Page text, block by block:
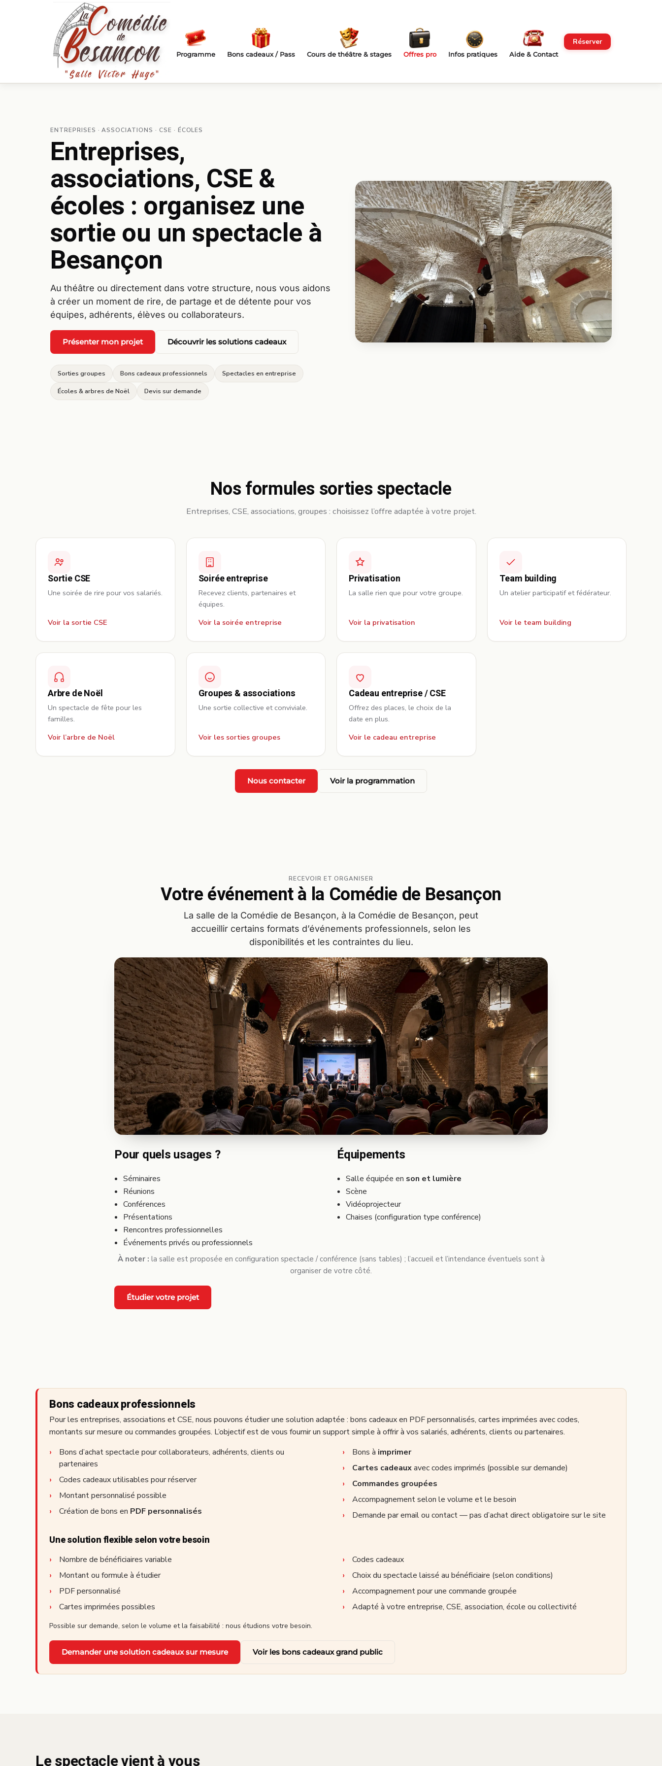
Passer au contenu principal
Programme Bons cadeaux / Pass Cours de théâtre & stages Offres pro Infos pratiques Aide & Contact
Réserver
ENTREPRISES · ASSOCIATIONS · CSE · ÉCOLES
Entreprises,
associations, CSE &
écoles : organisez une
sortie ou un spectacle à
Besançon
Au théâtre ou directement dans votre structure, nous vous aidons
à créer un moment de rire, de partage et de détente pour vos
équipes, adhérents, élèves ou collaborateurs.
Présenter mon projet Découvrir les solutions cadeaux
Sorties groupes Bons cadeaux professionnels Spectacles en entreprise
Écoles & arbres de Noël Devis sur demande
Nos formules sorties spectacle
Entreprises, CSE, associations, groupes : choisissez l’offre adaptée à votre projet.
Sortie CSE
Une soirée de rire pour vos salariés.
Voir la sortie CSE
Soirée entreprise
Recevez clients, partenaires et
équipes.
Voir la soirée entreprise
Privatisation
La salle rien que pour votre groupe.
Voir la privatisation
Team building
Un atelier participatif et fédérateur.
Voir le team building
Arbre de Noël
Un spectacle de fête pour les
familles.
Voir l’arbre de Noël
Groupes & associations
Une sortie collective et conviviale.
Voir les sorties groupes
Cadeau entreprise / CSE
Offrez des places, le choix de la
date en plus.
Voir le cadeau entreprise
Nous contacter Voir la programmation
RECEVOIR ET ORGANISER
Votre événement à la Comédie de Besançon
La salle de la Comédie de Besançon, à la Comédie de Besançon, peut
accueillir certains formats d’événements professionnels, selon les
disponibilités et les contraintes du lieu.
Pour quels usages ?
Séminaires
Réunions
Conférences
Présentations
Rencontres professionnelles
Événements privés ou professionnels
Équipements
Salle équipée en son et lumière
Scène
Vidéoprojecteur
Chaises (configuration type conférence)
À noter : la salle est proposée en configuration spectacle / conférence (sans tables) ; l’accueil et l’intendance éventuels sont à
organiser de votre côté.
Étudier votre projet
Bons cadeaux professionnels
Pour les entreprises, associations et CSE, nous pouvons étudier une solution adaptée : bons cadeaux en PDF personnalisés, cartes imprimées avec codes,
montants sur mesure ou commandes groupées. L’objectif est de vous fournir un support simple à offrir à vos salariés, adhérents, clients ou partenaires.
Bons d’achat spectacle pour collaborateurs, adhérents, clients ou
partenaires
Codes cadeaux utilisables pour réserver
Montant personnalisé possible
Création de bons en PDF personnalisés
Bons à imprimer
Cartes cadeauxavec codes imprimés (possible sur demande)
Commandes groupées
Accompagnement selon le volume et le besoin
Demande par email ou contact — pas d’achat direct obligatoire sur le site
Une solution flexible selon votre besoin
Nombre de bénéficiaires variable
Montant ou formule à étudier
PDF personnalisé
Cartes imprimées possibles
Codes cadeaux
Choix du spectacle laissé au bénéficiaire (selon conditions)
Accompagnement pour une commande groupée
Adapté à votre entreprise, CSE, association, école ou collectivité
Possible sur demande, selon le volume et la faisabilité : nous étudions votre besoin.
Demander une solution cadeaux sur mesure Voir les bons cadeaux grand public
Le spectacle vient à vous